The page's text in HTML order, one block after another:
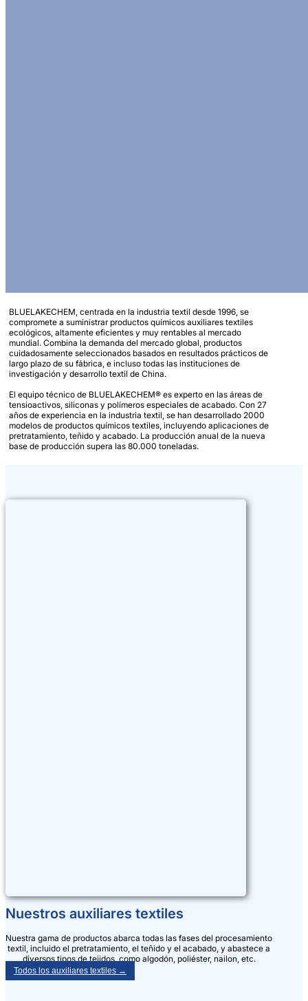
BLUELAKECHEM, centrada en la industria textil desde 1996, se
compromete a suministrar productos químicos auxiliares textiles
ecológicos, altamente eficientes y muy rentables al mercado
mundial. Combina la demanda del mercado global, productos
cuidadosamente seleccionados basados en resultados prácticos de
largo plazo de su fábrica, e incluso todas las instituciones de
investigación y desarrollo textil de China.
El equipo técnico de BLUELAKECHEM® es experto en las áreas de
tensioactivos, siliconas y polímeros especiales de acabado. Con 27
años de experiencia en la industria textil, se han desarrollado 2000
modelos de productos químicos textiles, incluyendo aplicaciones de
pretratamiento, teñido y acabado. La producción anual de la nueva
base de producción supera las 80.000 toneladas.
Nuestros auxiliares textiles
Nuestra gama de productos abarca todas las fases del procesamiento
textil, incluido el pretratamiento, el teñido y el acabado, y abastece a
diversos tipos de tejidos, como algodón, poliéster, nailon, etc.
Todos los auxiliares textiles →